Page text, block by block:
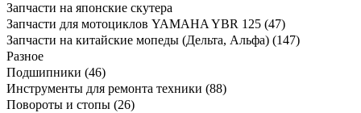
Запчасти на японские скутера
Запчасти для мотоциклов YAMAHA YBR 125 (47)
Запчасти на китайские мопеды (Дельта, Альфа) (147)
Разное
Подшипники (46)
Инструменты для ремонта техники (88)
Повороты и стопы (26)